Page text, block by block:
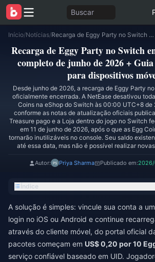
Buscar
Início/Notícias/ Recarga de Eggy Party no Switch encerrada? Status completo de junho de 2026 + Guia de Eggy Coins para dispositivos móveis
Recarga de Eggy Party no Switch
completo de junho de 2026 +
para dispositivos
Desde junho de 2026, a recarga de Eggy Party
oficialmente encerrada. A NetEase desativou
Coins na eShop do Switch às 00:00 UTC+8 de
conforme as notas de atualização oficiais
Treasure pago e a Loja dentro do jogo no Switch
em 11 de junho de 2026, após o que as Egg
tornarão inutilizáveis no console. Seu saldo
até essa data, mas não é possível realizar
Autor: Priya Sharma Publicado em:
Índice
A solução é simples: vincule sua conta a
login no iOS ou Android e continue
através do cliente móvel, do portal oficial
pacotes começam em US$ 0,20 por 10
serviço confiável baseado em UID.